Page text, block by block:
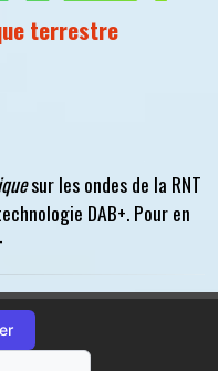
terrestre
sur les ondes de la RNT
DAB+. Pour en